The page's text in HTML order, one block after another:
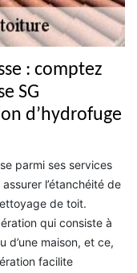
: comptez
SG
d’hydrofuge
parmi ses services
l’étanchéité de
de toit.
qui consiste à
d’une maison, et ce,
facilite